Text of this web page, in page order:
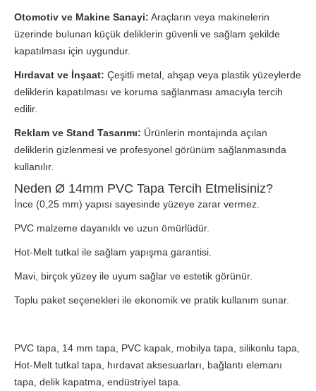
Otomotiv ve Makine Sanayi: Araçların veya makinelerin
üzerinde bulunan küçük deliklerin güvenli ve sağlam şekilde
kapatılması için uygundur.
Hırdavat ve İnşaat: Çeşitli metal, ahşap veya plastik yüzeylerde
deliklerin kapatılması ve koruma sağlanması amacıyla tercih
edilir.
Reklam ve Stand Tasarımı: Ürünlerin montajında açılan
deliklerin gizlenmesi ve profesyonel görünüm sağlanmasında
kullanılır.
Neden Ø 14mm PVC Tapa Tercih Etmelisiniz?
İnce (0,25 mm) yapısı sayesinde yüzeye zarar vermez.
PVC malzeme dayanıklı ve uzun ömürlüdür.
Hot-Melt tutkal ile sağlam yapışma garantisi.
Mavi, birçok yüzey ile uyum sağlar ve estetik görünür.
Toplu paket seçenekleri ile ekonomik ve pratik kullanım sunar.
PVC tapa, 14 mm tapa, PVC kapak, mobilya tapa, silikonlu tapa,
Hot-Melt tutkal tapa, hırdavat aksesuarları, bağlantı elemanı
tapa, delik kapatma, endüstriyel tapa.